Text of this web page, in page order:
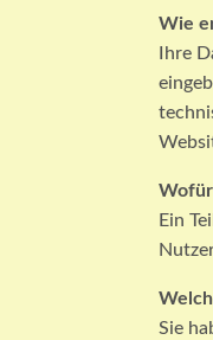
Wie
Ihre
Ein
Sie